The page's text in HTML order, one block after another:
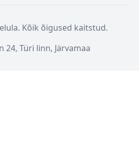
Kõik õigused kaitstud.
24, Türi linn, Järvamaa